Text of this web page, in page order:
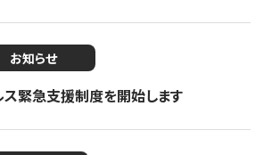
お知らせ
緊急支援制度を開始します